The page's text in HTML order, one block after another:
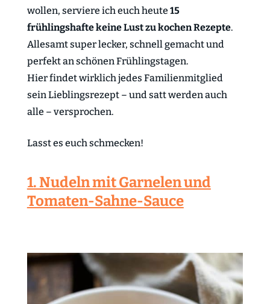
wollen, serviere ich euch heute 15
frühlingshafte keine Lust zu kochen Rezepte.
Allesamt super lecker, schnell gemacht und
perfekt an schönen Frühlingstagen.
Hier findet wirklich jedes Familienmitglied
sein Lieblingsrezept – und satt werden auch
alle – versprochen.
Lasst es euch schmecken!
1. Nudeln mit Garnelen und
Tomaten-Sahne-Sauce